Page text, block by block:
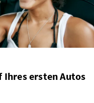
Ihres ersten Autos